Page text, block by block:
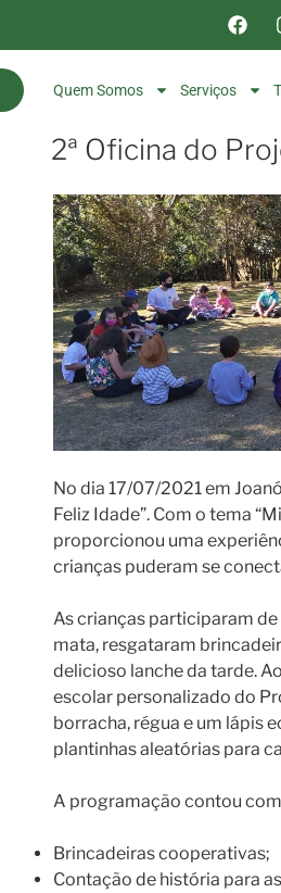
Quem Somos Serviços
2ª Oficina do
No dia 17/07/2021 em
Feliz Idade”. Com o tema
proporcionou uma
crianças puderam se
As crianças participaram
mata, resgataram
delicioso lanche da tarde.
escolar personalizado do
borracha, régua e um lápis
plantinhas aleatórias para
A programação contou
Brincadeiras cooperativas;
Contação de história para